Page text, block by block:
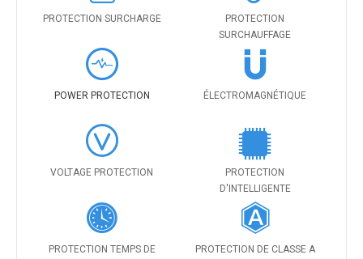
PROTECTION SURCHARGE
PROTECTION
SURCHAUFFAGE
POWER PROTECTION ÉLECTROMAGNÉTIQUE
VOLTAGE PROTECTION
PROTECTION
D'INTELLIGENTE
PROTECTION TEMPS DE
PROTECTION DE CLASSE A